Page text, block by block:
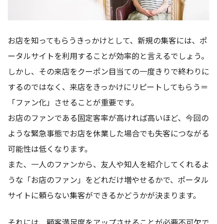
お店を知ってもらうきっかけとして、新規の集客には、ポ
ータルサイトを利用することが効率的と言えるでしょう。
しかし、その来店をクーポン目当ての一度きりで終わりに
するのではなく、来店をきっかけにリピートしてもらう＝
「ファン化」させることが重要です。
お店のファンである固定客率が高ければ高いほど、今回の
ような緊急事態でお店を休業した場合でも失客につながる
可能性は低くなります。
また、一人のファンから、友人や知人を紹介してくれるよ
うな「お店のファン」をどれだけ増やせるかで、ポータル
サイトに頼らない集客ができるかどうかが決まります。